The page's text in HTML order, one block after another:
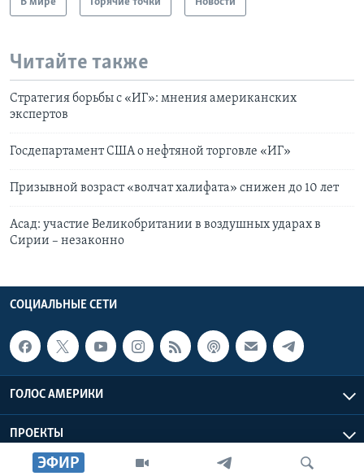
ЭФИР
Читайте также
Стратегия борьбы с «ИГ»: мнения американских
экспертов
Госдепартамент США о нефтяной торговле «ИГ»
Призывной возраст «волчат халифата» снижен до 10 лет
Асад: участие Великобритании в воздушных ударах в
Сирии – незаконно
СОЦИАЛЬНЫЕ СЕТИ
ГОЛОС АМЕРИКИ
ПРОЕКТЫ